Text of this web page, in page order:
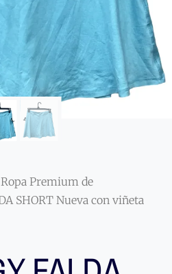
Ropa Premium de
SHORT Nueva con viñeta